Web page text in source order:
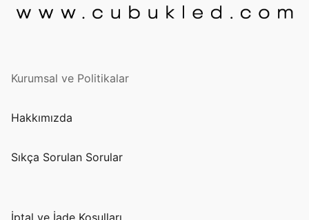
Kurumsal ve Politikalar
Hakkımızda
Sıkça Sorulan Sorular
İptal ve İade Koşulları